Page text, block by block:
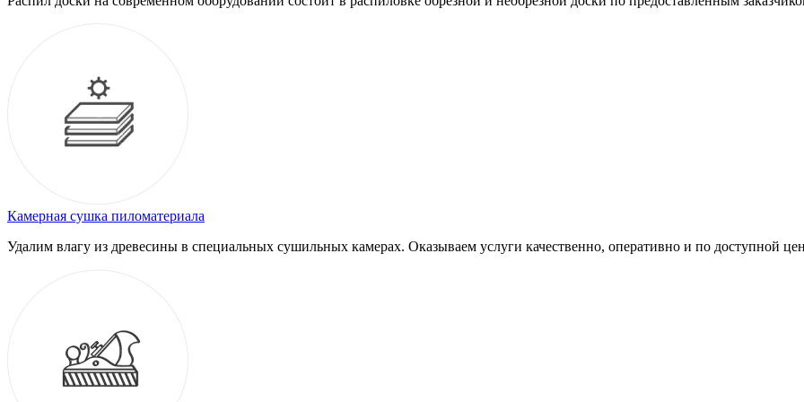
Камерная сушка пиломатериала
Удалим влагу из древесины в специальных сушильных камерах. Оказываем услуги качественно, оперативно и по доступной